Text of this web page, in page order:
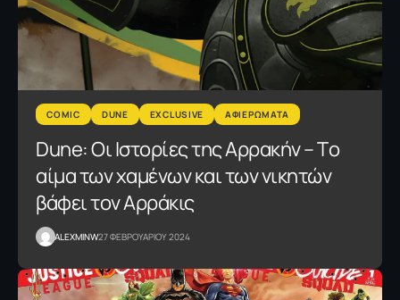
COMIC DUNE EXCLUSIVE ΑΦΙΕΡΩΜΑΤΑ
Dune: Οι Ιστορίες της Αρρακήν – Τo
αίμα των χαμένων και των νικητών
βάφει τον Αρράκις
ALEXMINW27 ΦΕΒΡΟΥΑΡΙΟΥ 2024